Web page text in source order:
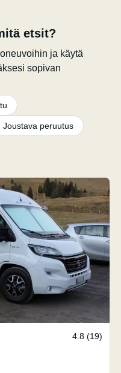
etsit?
ja käytä
sopivan
Joustava peruutus
4.8 (19)